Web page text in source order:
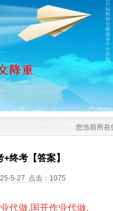
您当前所在
终考【答案】
5-27 点击：1075
代做,国开作业代做,